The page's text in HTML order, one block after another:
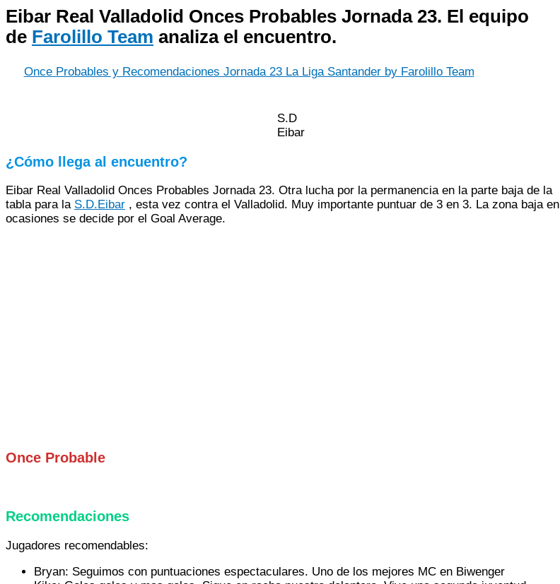
Eibar Real Valladolid Onces Probables Jornada 23. El equipo
de Farolillo Team analiza el encuentro.
Once Probables y Recomendaciones Jornada 23 La Liga Santander by Farolillo Team
S.D
Eibar
¿Cómo llega al encuentro?
Eibar Real Valladolid Onces Probables Jornada 23. Otra lucha por la permanencia en la parte baja de la
tabla para la S.D.Eibar , esta vez contra el Valladolid. Muy importante puntuar de 3 en 3. La zona baja en
ocasiones se decide por el Goal Average.
Once Probable
Recomendaciones
Jugadores recomendables:
Bryan: Seguimos con puntuaciones espectaculares. Uno de los mejores MC en Biwenger